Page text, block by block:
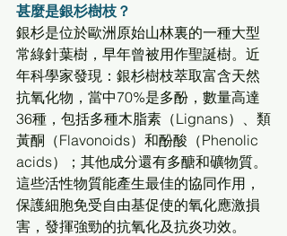
甚麼是銀杉樹枝？
銀杉是位於歐洲原始山林裏的一種大型
常綠針葉樹，早年曾被用作聖誕樹。近
年科學家發現：銀杉樹枝萃取富含天然
抗氧化物，當中70%是多酚，數量高達
36種，包括多種木脂素（Lignans）、類
黃酮（Flavonoids）和酚酸（Phenolic
acids）；其他成分還有多醣和礦物質。
這些活性物質能產生最佳的協同作用，
保護細胞免受自由基促使的氧化應激損
害，發揮強勁的抗氧化及抗炎功效。